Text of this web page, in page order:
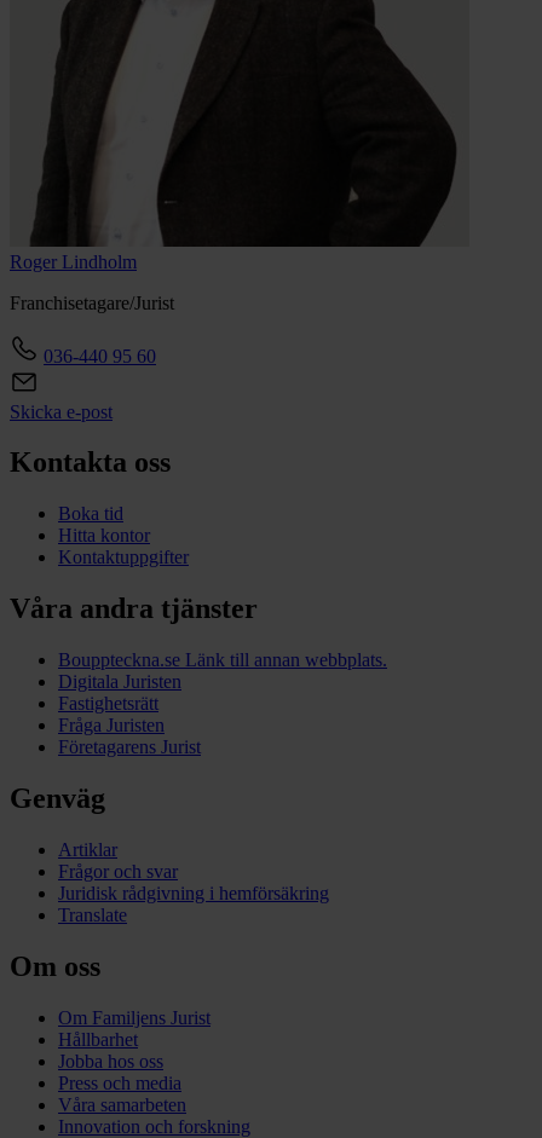
Roger Lindholm
Franchisetagare/Jurist
036-440 95 60
Skicka e-post
Kontakta oss
Boka tid
Hitta kontor
Kontaktuppgifter
Våra andra tjänster
Bouppteckna.se Länk till annan webbplats.
Digitala Juristen
Fastighetsrätt
Fråga Juristen
Företagarens Jurist
Genväg
Artiklar
Frågor och svar
Juridisk rådgivning i hemförsäkring
Translate
Om oss
Om Familjens Jurist
Hållbarhet
Jobba hos oss
Press och media
Våra samarbeten
Innovation och forskning